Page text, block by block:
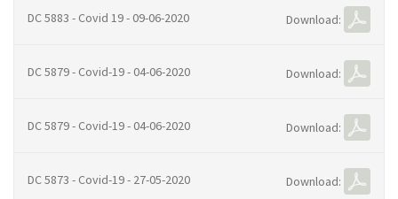
DC 5883 - Covid 19 - 09-06-2020 Download:
DC 5879 - Covid-19 - 04-06-2020 Download:
DC 5879 - Covid-19 - 04-06-2020 Download:
DC 5873 - Covid-19 - 27-05-2020 Download: